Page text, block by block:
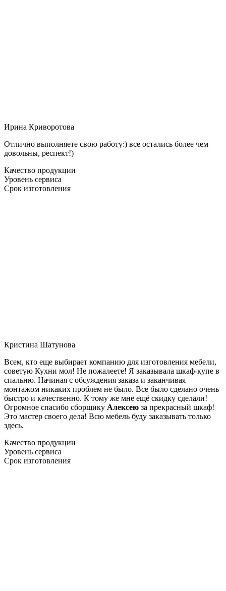
Ирина Криворотова
Отлично выполняете свою работу:) все остались более чем
довольны, респект!)
Качество продукции
Уровень сервиса
Срок изготовления
Кристина Шатунова
Всем, кто еще выбирает компанию для изготовления мебели,
советую Кухни мол! Не пожалеете! Я заказывала шкаф-купе в
спальню. Начиная с обсуждения заказа и заканчивая
монтажом никаких проблем не было. Все было сделано очень
быстро и качественно. К тому же мне ещё скидку сделали!
Огромное спасибо сборщику Алексею за прекрасный шкаф!
Это мастер своего дела! Всю мебель буду заказывать только
здесь.
Качество продукции
Уровень сервиса
Срок изготовления